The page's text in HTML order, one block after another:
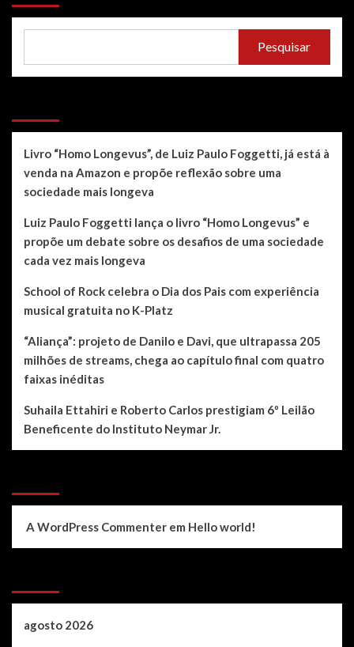
Pesquisar
Livro “Homo Longevus”, de Luiz Paulo Foggetti, já está à
venda na Amazon e propõe reflexão sobre uma
sociedade mais longeva
Luiz Paulo Foggetti lança o livro “Homo Longevus” e
propõe um debate sobre os desafios de uma sociedade
cada vez mais longeva
School of Rock celebra o Dia dos Pais com experiência
musical gratuita no K-Platz
“Aliança”: projeto de Danilo e Davi, que ultrapassa 205
milhões de streams, chega ao capítulo final com quatro
faixas inéditas
Suhaila Ettahiri e Roberto Carlos prestigiam 6º Leilão
Beneficente do Instituto Neymar Jr.
A WordPress Commenter em Hello world!
agosto 2026